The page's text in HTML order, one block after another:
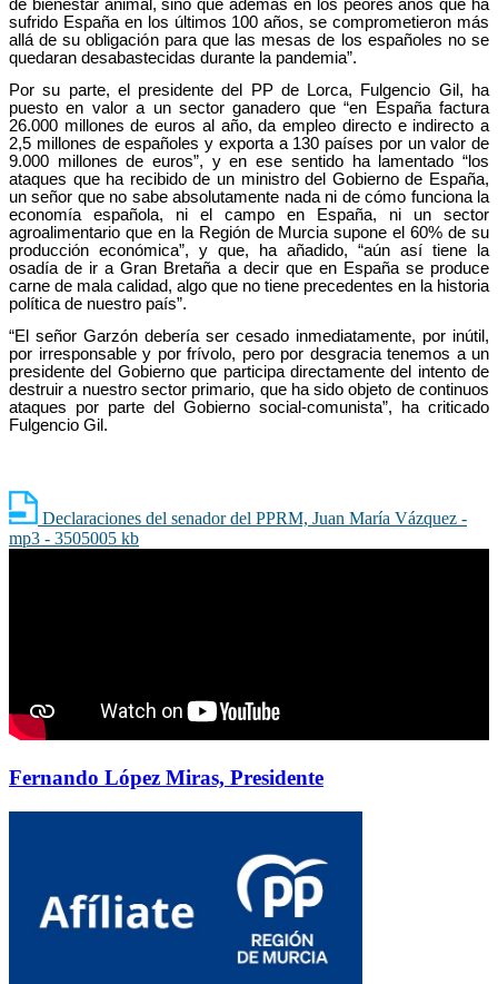
de bienestar animal, sino que además en los peores años que ha
sufrido España en los últimos 100 años, se comprometieron más
allá de su obligación para que las mesas de los españoles no se
quedaran desabastecidas durante la pandemia”.
Por su parte, el presidente del PP de Lorca, Fulgencio Gil, ha
puesto en valor a un sector ganadero que “en España factura
26.000 millones de euros al año, da empleo directo e indirecto a
2,5 millones de españoles y exporta a 130 países por un valor de
9.000 millones de euros”, y en ese sentido ha lamentado “los
ataques que ha recibido de un ministro del Gobierno de España,
un señor que no sabe absolutamente nada ni de cómo funciona la
economía española, ni el campo en España, ni un sector
agroalimentario que en la Región de Murcia supone el 60% de su
producción económica”, y que, ha añadido, “aún así tiene la
osadía de ir a Gran Bretaña a decir que en España se produce
carne de mala calidad, algo que no tiene precedentes en la historia
política de nuestro país”.
“El señor Garzón debería ser cesado inmediatamente, por inútil,
por irresponsable y por frívolo, pero por desgracia tenemos a un
presidente del Gobierno que participa directamente del intento de
destruir a nuestro sector primario, que ha sido objeto de continuos
ataques por parte del Gobierno social-comunista”, ha criticado
Fulgencio Gil.
Declaraciones del senador del PPRM, Juan María Vázquez -
mp3 - 3505005 kb
Fernando López Miras, Presidente